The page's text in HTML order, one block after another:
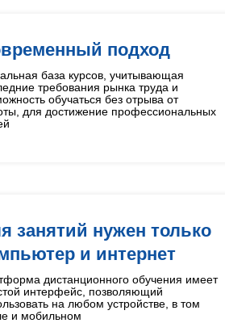
подход
база курсов, учитывающая
требования рынка труда и
обучаться без отрыва от
для достижение профессиональных
занятий нужен только
и интернет
дистанционного обучения имеет
интерфейс, позволяющий
на любом устройстве, в том
и мобильном